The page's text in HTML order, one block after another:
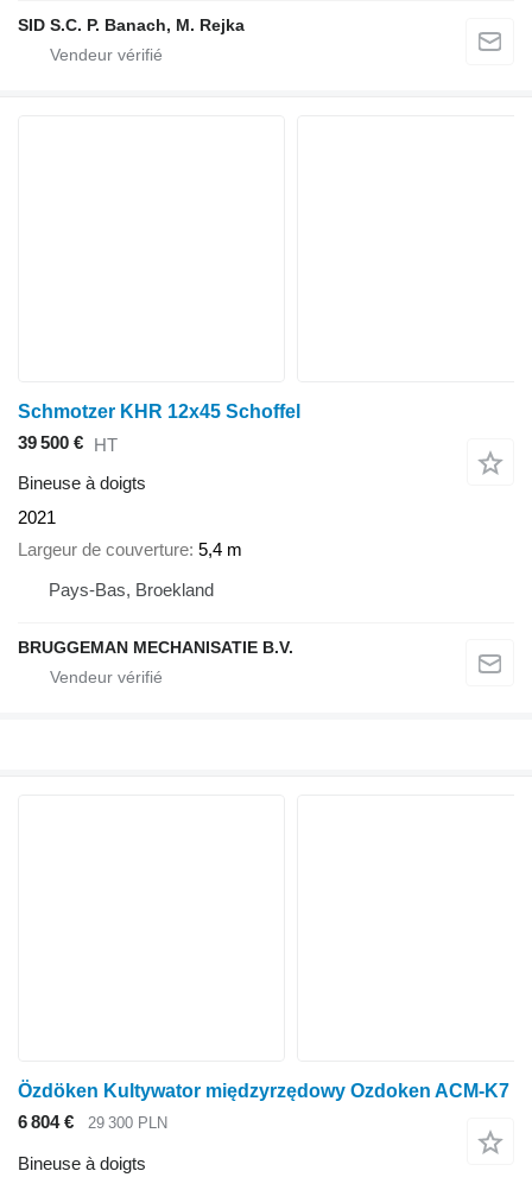
SID S.C. P. Banach, M. Rejka
Schmotzer KHR 12x45 Schoffel
39 500 € HT
Bineuse à doigts
2021
Largeur de couverture 5,4 m
Pays-Bas, Broekland
BRUGGEMAN MECHANISATIE B.V.
Özdöken Kultywator międzyrzędowy Ozdoken ACM-K7
6 804 €
29 300 PLN
Bineuse à doigts